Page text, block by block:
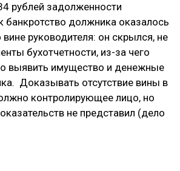
рублей задолженности
банкротство должника оказалось
руководителя: он скрылся, не
бухотчетности, из-за чего
выявить имущество и денежные
Доказывать отсутствие вины в
контролирующее лицо, но
не представил (дело